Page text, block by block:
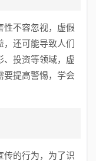
性不容忽视，虚假
，还可能导致人们
、投资等领域，虚
要提高警惕，学会
传的行为，为了识